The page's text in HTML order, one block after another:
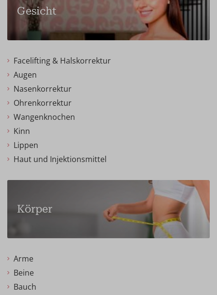
Gesicht
Facelifting & Halskorrektur
Augen
Nasenkorrektur
Ohrenkorrektur
Wangenknochen
Kinn
Lippen
Haut und Injektionsmittel
Körper
Arme
Beine
Bauch